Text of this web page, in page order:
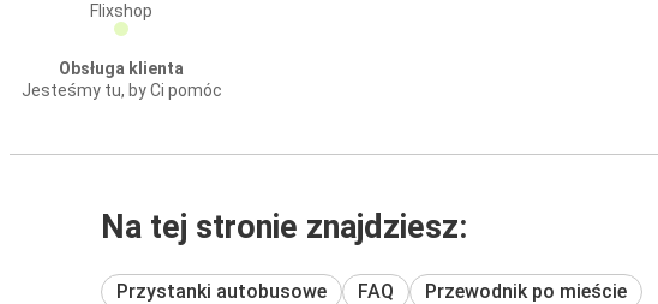
Flixshop
Obsługa klienta
Jesteśmy tu, by Ci pomóc
Na tej stronie znajdziesz:
Przystanki autobusowe FAQ Przewodnik po mieście